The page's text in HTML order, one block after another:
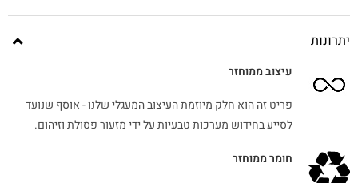
יתרונות
עיצוב ממוחזר
פריט זה הוא חלק מיוזמת העיצוב המעגלי שלנו - אוסף שנועד
לסייע בחידוש מערכות טבעיות על ידי מזעור פסולת וזיהום.
חומר ממוחזר